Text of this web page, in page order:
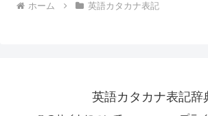
ホーム 英語カタカナ表記
英語カタカナ表記辞